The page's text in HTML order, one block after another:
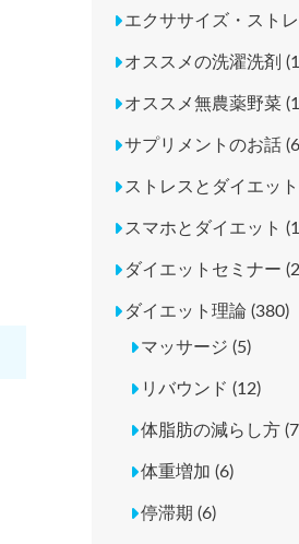
エクササイズ・スト
オススメの洗濯洗剤
オススメ無農薬野菜
サプリメントのお話
ストレスとダイエッ
スマホとダイエット
ダイエットセミナー
ダイエット理論 (380)
マッサージ (5)
リバウンド (12)
体脂肪の減らし方
体重増加 (6)
停滞期 (6)